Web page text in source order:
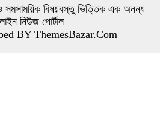
ও সমসাময়িক বিষয়বস্তু ভিত্তিক এক অনন্য
নিউজ পোর্টাল
BY ThemesBazar.Com